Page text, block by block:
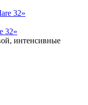
32»
интенсивные